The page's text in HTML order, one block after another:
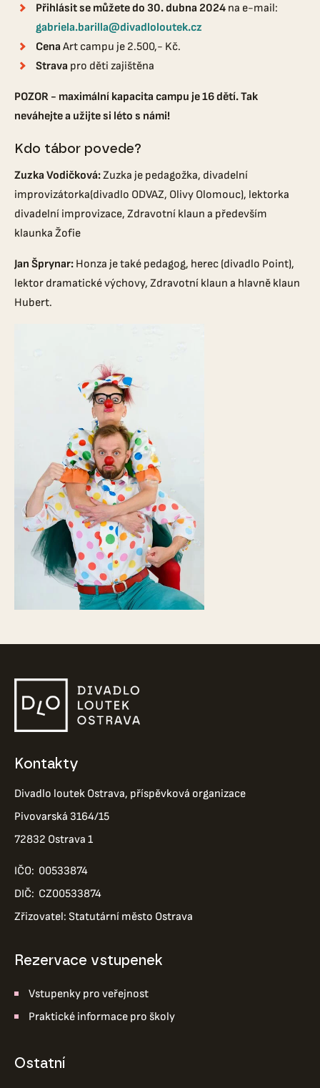
Přihlásit se můžete do 30. dubna 2024 na e-mail:
gabriela.barilla@divadloloutek.cz
Cena Art campu je 2.500,- Kč.
Strava pro děti zajištěna
POZOR - maximální kapacita campu je 16 dětí. Tak
neváhejte a užijte si léto s námi!
Kdo tábor povede?
Zuzka Vodičková:Zuzka je pedagožka, divadelní
improvizátorka(divadlo ODVAZ, Olivy Olomouc), lektorka
divadelní improvizace, Zdravotní klaun a především
klaunka Žofie
Jan Šprynar: Honza je také pedagog, herec (divadlo Point),
lektor dramatické výchovy, Zdravotní klaun a hlavně klaun
Hubert.
Kontakty
Divadlo loutek Ostrava, příspěvková organizace
Pivovarská 3164/15
72832 Ostrava 1
IČO: 00533874
DIČ: CZ00533874
Zřizovatel: Statutární město Ostrava
Rezervace vstupenek
Vstupenky pro veřejnost
Praktické informace pro školy
ostatní